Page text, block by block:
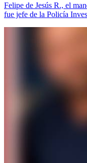
Felipe de Jesús R., el
fue jefe de la Policía